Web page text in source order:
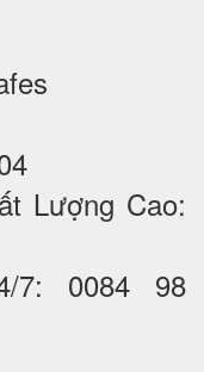
Lượng Cao:
7: 0084 98